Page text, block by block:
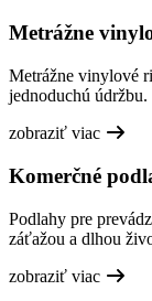
Metrážne
Metrážne vinylové
jednoduchú údržbu.
zobraziť viac
Komerčné
Podlahy pre
záťažou a dlhou
zobraziť viac